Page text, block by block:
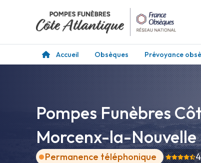
Accueil Obsèques Prévoyance
Pompes Funèbres
Morcenx-la-Nouvelle
Permanence téléphonique